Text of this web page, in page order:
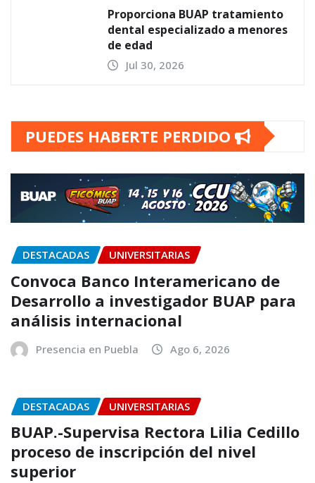
Proporciona BUAP tratamiento
dental especializado a menores
de edad
Jul 30, 2026
PUEDES HABERTE PERDIDO
DESTACADAS UNIVERSITARIAS
Convoca Banco Interamericano de
Desarrollo a investigador BUAP para
análisis internacional
Presencia en Puebla Ago 6, 2026
DESTACADAS UNIVERSITARIAS
BUAP.-Supervisa Rectora Lilia Cedillo
proceso de inscripción del nivel
superior